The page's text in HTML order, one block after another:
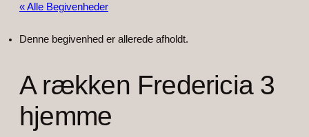
« Alle Begivenheder
Denne begivenhed er allerede afholdt.
A rækken Fredericia 3
hjemme